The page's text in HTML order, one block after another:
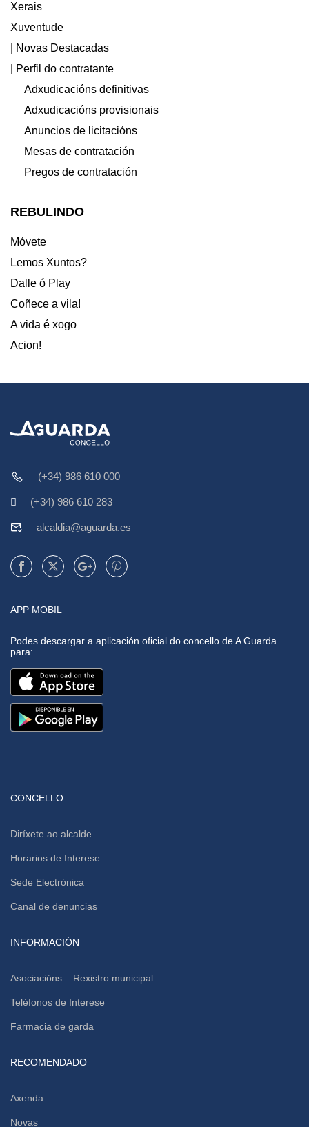
Xerais
Xuventude
| Novas Destacadas
| Perfil do contratante
Adxudicacións definitivas
Adxudicacións provisionais
Anuncios de licitacións
Mesas de contratación
Pregos de contratación
REBULINDO
Móvete
Lemos Xuntos?
Dalle ó Play
Coñece a vila!
A vida é xogo
Acion!
(+34) 986 610 000
(+34) 986 610 283
alcaldia@aguarda.es
APP MOBIL
Podes descargar a aplicación oficial do concello de A Guarda
para:
CONCELLO
Diríxete ao alcalde
Horarios de Interese
Sede Electrónica
Canal de denuncias
INFORMACIÓN
Asociacións – Rexistro municipal
Teléfonos de Interese
Farmacia de garda
RECOMENDADO
Axenda
Novas